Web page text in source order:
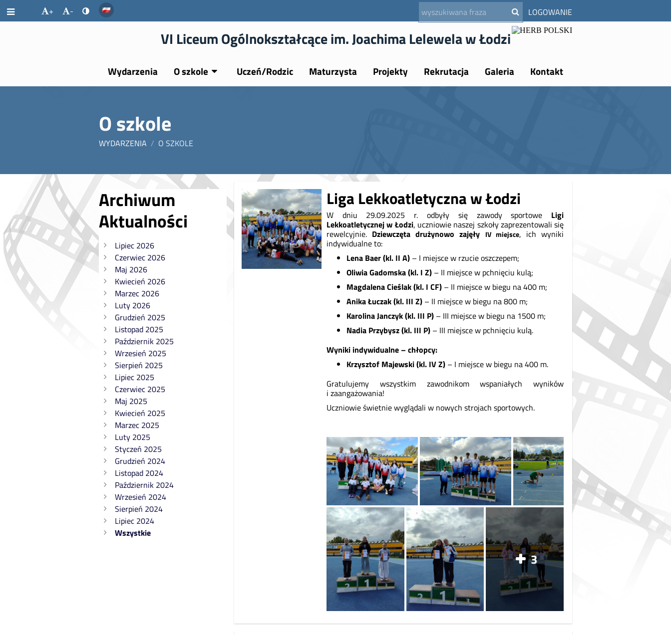
+ - LOGOWANIE
VI Liceum Ogólnokształcące im. Joachima Lelewela w Łodzi
Wydarzenia O szkole Uczeń/Rodzic Maturzysta Projekty Rekrutacja Galeria Kontakt
O szkole
WYDARZENIA / O SZKOLE
O
szkole
Archiwum
Aktualności
Lipiec 2026
Czerwiec 2026
Maj 2026
Kwiecień 2026
Marzec 2026
Luty 2026
Grudzień 2025
Listopad 2025
Październik 2025
Wrzesień 2025
Sierpień 2025
Lipiec 2025
Czerwiec 2025
Maj 2025
Kwiecień 2025
Marzec 2025
Luty 2025
Styczeń 2025
Grudzień 2024
Listopad 2024
Październik 2024
Wrzesień 2024
Sierpień 2024
Lipiec 2024
Wszystkie
Liga Lekkoatletyczna w Łodzi
W dniu 29.09.2025 r. odbyły się zawody sportowe Ligi
Lekkoatletycznej w Łodzi, uczniowie naszej szkoły zaprezentowali się
rewelcyjnie. Dziewczęta drużynowo zajęły IV miejsce, ich wyniki
indywidualne to:
Lena Baer (kl. II A)– I miejsce w rzucie oszczepem;
Oliwia Gadomska (kl. I Z)– II miejsce w pchnięciu kulą;
Magdalena Cieślak (kl. I CF)– II miejsce w biegu na 400 m;
Anika Łuczak (kl. III Z)– II miejsce w biegu na 800 m;
Karolina Janczyk (kl. III P)– III miejsce w biegu na 1500 m;
Nadia Przybysz (kl. III P)– III miejsce w pchnięciu kulą.
Wyniki indywidualne – chłopcy:
Krzysztof Majewski (kl. IV Z)– I miejsce w biegu na 400 m.
Gratulujemy wszystkim zawodnikom wspaniałych wyników
i zaangażowania!
Uczniowie świetnie wyglądali w nowych strojach sportowych.
3